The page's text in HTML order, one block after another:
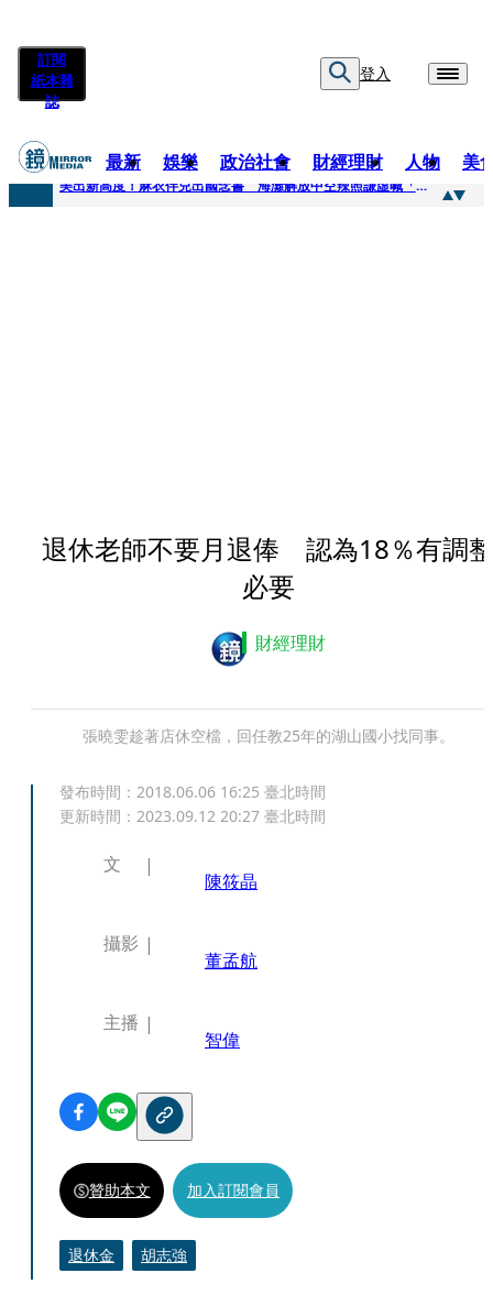
訂閱
紙本雜
誌
登入
最新 娛樂 政治社會 財經理財 人物 美
快訊
美出新高度！麻衣伴兒出國念書 海灘解放中空辣照謙虛喊「我也是學生」
退休老師不要月退俸 認為18％有調
必要
財經理財
張曉雯趁著店休空檔，回任教25年的湖山國小找同事。
發布時間： 2018.06.06 16:25 臺北時間
更新時間： 2023.09.12 20:27 臺北時間
文
陳筱晶
攝影
董孟航
主播
智偉
贊助本文 加入訂閱會員
退休金 胡志強